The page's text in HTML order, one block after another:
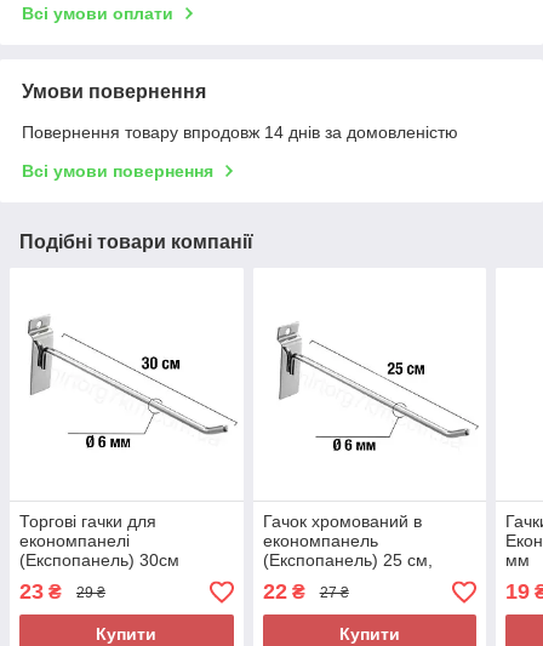
Всі умови оплати
Умови повернення
Повернення товару впродовж 14 днів за домовленістю
Всі умови повернення
Подібні товари компанії
Торгові гачки для
економпанелі
(Експопанель) 30см
(хром), товщина 6мм
23 ₴ 29 ₴
Купити
Гачок хромований в
економпанель
(Експопанель) 25 см,
товщина 6 мм
22₴ 27 ₴
Купити
мм
19